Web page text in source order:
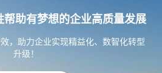
助有梦想的企业高质量发展
，助力企业实现精益化、数智化转型
升级！